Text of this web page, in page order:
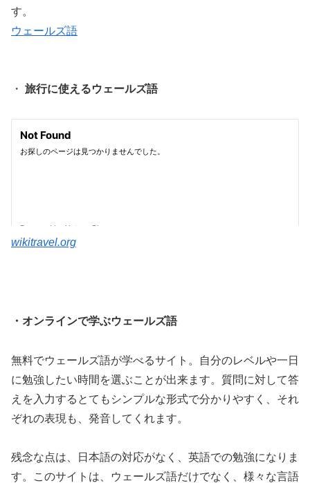
す。
ウェールズ語
・ 旅行に使えるウェールズ語
wikitravel.org
・オンラインで学ぶウェールズ語
無料でウェールズ語が学べるサイト。自分のレベルや一日
に勉強したい時間を選ぶことが出来ます。質問に対して答
えを入力するとてもシンプルな形式で分かりやすく、それ
ぞれの表現も、発音してくれます。
残念な点は、日本語の対応がなく、英語での勉強になりま
す。このサイトは、ウェールズ語だけでなく、様々な言語